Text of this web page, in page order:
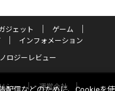
ジェット
ゲーム
インフォメーション
ロジーレビュー
シー 運営会社